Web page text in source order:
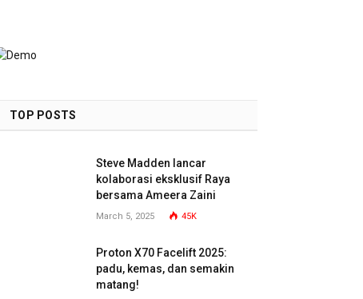
TOP POSTS
Steve Madden lancar
kolaborasi eksklusif Raya
bersama Ameera Zaini
March 5, 2025 45K
Proton X70 Facelift 2025:
padu, kemas, dan semakin
matang!